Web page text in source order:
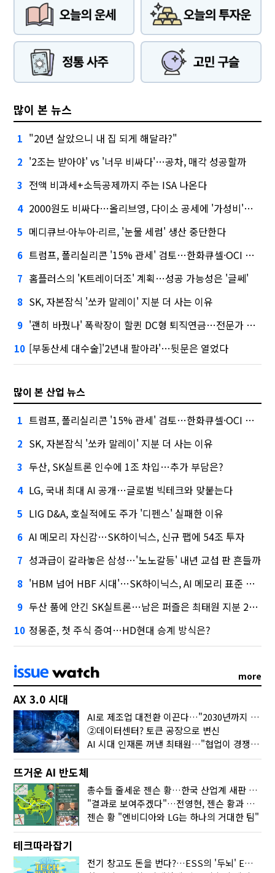
많이 본 뉴스
1 "20년 살았으니 내 집 되게 해달라?"
2 '2조는 받아야' vs '너무 비싸다'…공차, 매각 성공할까
3 전액 비과세+소득공제까지 주는 ISA 나온다
4 2000원도 비싸다…올리브영, 다이소 공세에 '가성비'로 맞불
5 메디큐브·아누아·리르, '눈물 세럼' 생산 중단한다
6 트럼프, 폴리실리콘 '15% 관세' 검토…한화큐셀·OCI 영향은?
7 홈플러스의 'K트레이더조' 계획…성공 가능성은 '글쎄'
8 SK, 자본잠식 '쏘카 말레이' 지분 더 사는 이유
9 '괜히 바꿨나' 폭락장이 할퀸 DC형 퇴직연금…전문가 조언은
10 [부동산세 대수술]'2년내 팔아라'…뒷문은 열었다
많이 본 산업 뉴스
1 트럼프, 폴리실리콘 '15% 관세' 검토…한화큐셀·OCI 영향은?
2 SK, 자본잠식 '쏘카 말레이' 지분 더 사는 이유
3 두산, SK실트론 인수에 1조 차입…추가 부담은?
4 LG, 국내 최대 AI 공개…글로벌 빅테크와 맞붙는다
5 LIG D&A, 호실적에도 주가 '디펜스' 실패한 이유
6 AI 메모리 자신감…SK하이닉스, 신규 팹에 54조 투자
7 성과급이 갈라놓은 삼성…'노노갈등' 내년 교섭 판 흔들까
8 'HBM 넘어 HBF 시대'…SK하이닉스, AI 메모리 표준 선점 나섰다
9 두산 품에 안긴 SK실트론…남은 퍼즐은 최태원 지분 29.4%
10 정몽준, 첫 주식 증여…HD현대 승계 방식은?
more
AX 3.0 시대
AI로 제조업 대전환 이끈다…"2030년까지 민관합동 20조 투자"
②데이터센터? 토큰 공장으로 변신
AI 시대 인재론 꺼낸 최태원…"협업이 경쟁력"
뜨거운 AI 반도체
총수들 줄세운 젠슨 황…한국 산업계 새판 짰다
"결과로 보여주겠다"…전영현, 젠슨 황과 HBM5 논의
젠슨 황 "엔비디아와 LG는 하나의 거대한 팀"
테크따라잡기
전기 창고도 돈을 번다?…ESS의 '두뇌' EMO가 뭐길래